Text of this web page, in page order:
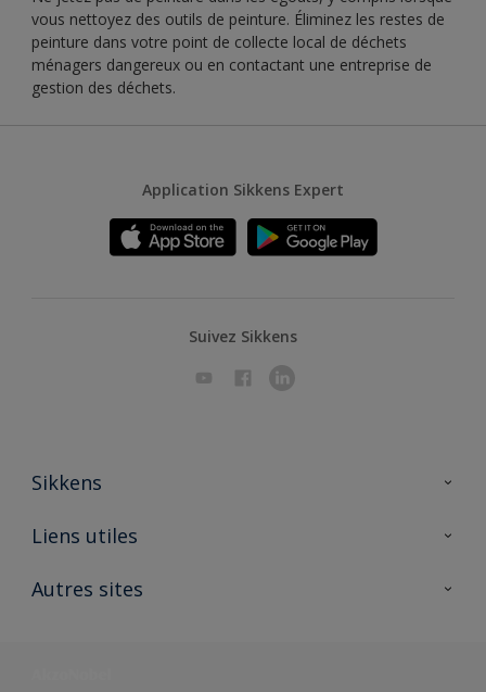
vous nettoyez des outils de peinture. Éliminez les restes de
peinture dans votre point de collecte local de déchets
ménagers dangereux ou en contactant une entreprise de
gestion des déchets.
Application Sikkens Expert
Suivez Sikkens
Sikkens
A propos de Sikkens
Liens utiles
Ouvrir un magasin PASS
Autres sites